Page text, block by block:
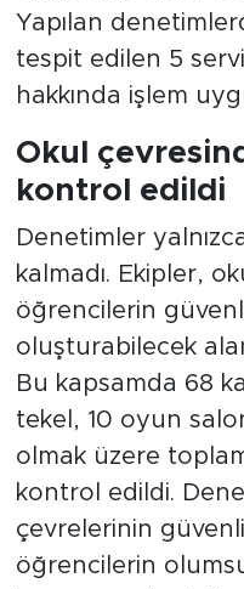
Yapılan
tespit edilen 5
hakkında işlem
Okul
kontrol edildi
Denetimler
kalmadı. Ekipler,
öğrencilerin
oluşturabilecek
Bu kapsamda 68
tekel, 10 oyun
olmak üzere
kontrol edildi.
çevrelerinin
öğrencilerin